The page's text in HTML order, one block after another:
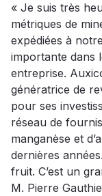
« Je suis très
métriques de
expédiées à
importante dans
entreprise.
génératrice de
pour ses
réseau de
manganèse et
dernières
fruit. C’est un
M. Pierre